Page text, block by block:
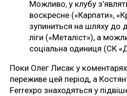
Можливо, у клубу
воскресне («Карпати»,
зупиниться на шляху до
ліги («Металіст»), а
соціальна одиниця (СК
Поки Олег Лисак у
переживе цей період, а
Ferrexpo знаходяться у